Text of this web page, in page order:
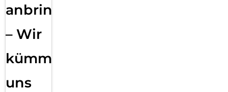
anbringen
– Wir
kümmern
uns